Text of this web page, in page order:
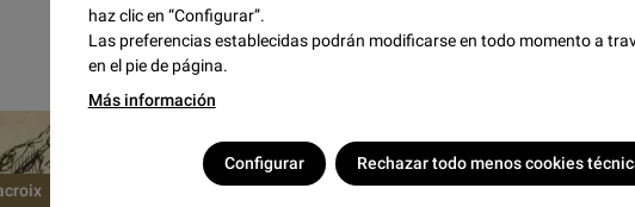
haz clic en “Configurar”.
Las preferencias establecidas podrán modificarse en todo momento a
en el pie de página.
Más información
Configurar Rechazar todo menos cookies
05/07/2022
Creación VR